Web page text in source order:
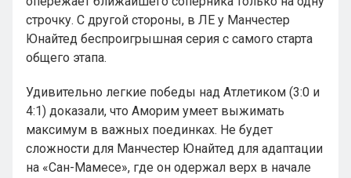
строчку. С другой стороны, в ЛЕ у Манчестер
Юнайтед беспроигрышная серия с самого старта
общего этапа.
Удивительно легкие победы над Атлетиком (3:0 и
4:1) доказали, что Аморим умеет выжимать
максимум в важных поединках. Не будет
сложности для Манчестер Юнайтед для адаптации
на «Сан-Мамесе», где он одержал верх в начале